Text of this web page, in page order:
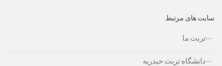
سایت های مرتبط
تربت ما
دانشگاه تربت حیدریه